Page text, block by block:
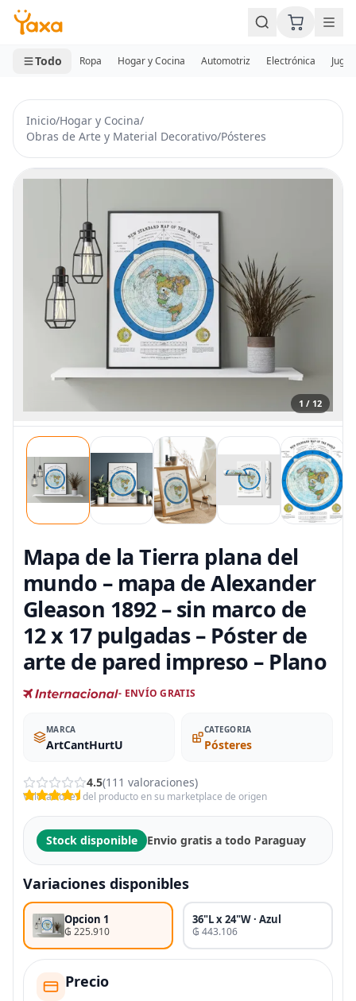
MINI CARRITO
0 productos
Todo Ropa Hogar y Cocina Automotriz Electrónica
Inicio/Hogar y Cocina/
Obras de Arte y Material Decorativo/Pósteres
1 / 12
Mapa de la Tierra plana del
mundo – mapa de Alexander
Gleason 1892 – sin marco de
12 x 17 pulgadas – Póster de
arte de pared impreso – Plano
- ENVÍO GRATIS
MARCA
ArtCantHurtU
CATEGORIA
Pósteres
4.5(111 valoraciones)
Valoraciones del producto en su marketplace de origen
Stock disponible Envio gratis a todo Paraguay
Variaciones disponibles
Opcion 1
₲ 225.910
36"L x 24"W · Azul
₲ 443.106
Precio